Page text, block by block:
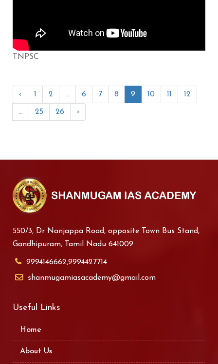
TNPSC
‹ 1 2 ... 6 7 8 9 10 11 12
... 25 26 ›
550/3, Dr Nanjappa Road, opposite Town Bus Stand,
Gandhipuram, Tamil Nadu 641009
9994146662,9994427714
shanmugamiasacademy@gmail.com
Useful Links
Home
About Us